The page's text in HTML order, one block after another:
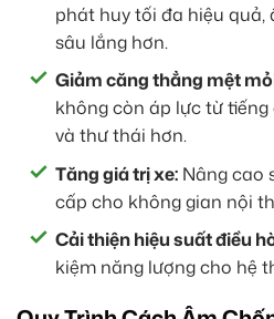
phát huy tối đa hiệu
sâu lắng hơn.
Giảm căng thẳng mệt
không còn áp lực từ
và thư thái hơn.
Tăng giá trị xe: Nâng cao
cấp cho không gian nội
Cải thiện hiệu suất điều
kiệm năng lượng cho hệ